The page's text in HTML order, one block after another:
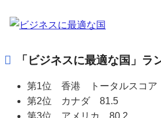
「ビジネスに最適な国」
第1位 香港 トータルスコア
第2位 カナダ 81.5